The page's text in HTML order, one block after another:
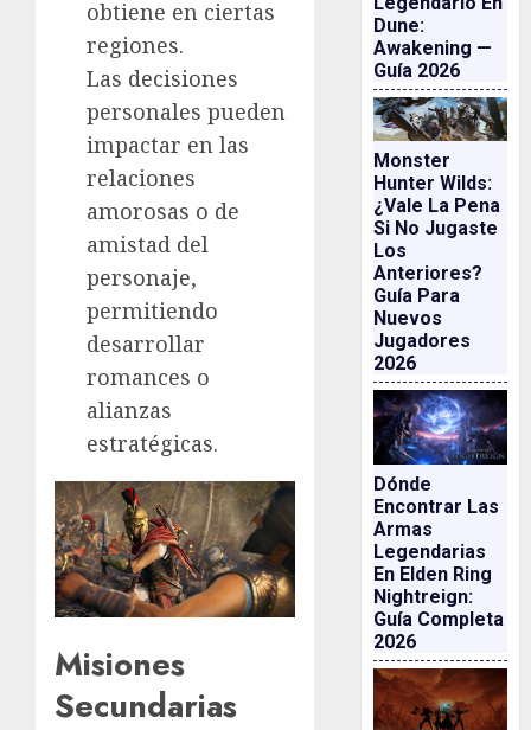
obtiene en ciertas
regiones.
Las decisiones
personales pueden
impactar en las
relaciones
amorosas o de
amistad del
personaje,
permitiendo
desarrollar
romances o
alianzas
estratégicas.
Misiones
Secundarias
Dune:
Awakening —
Guía 2026
Monster
Hunter Wilds:
¿vale La Pena
Si No Jugaste
Los
Anteriores?
Guía Para
Nuevos
Jugadores
2026
Dónde
Encontrar Las
Armas
Legendarias
En Elden Ring
Nightreign:
Guía Completa
2026